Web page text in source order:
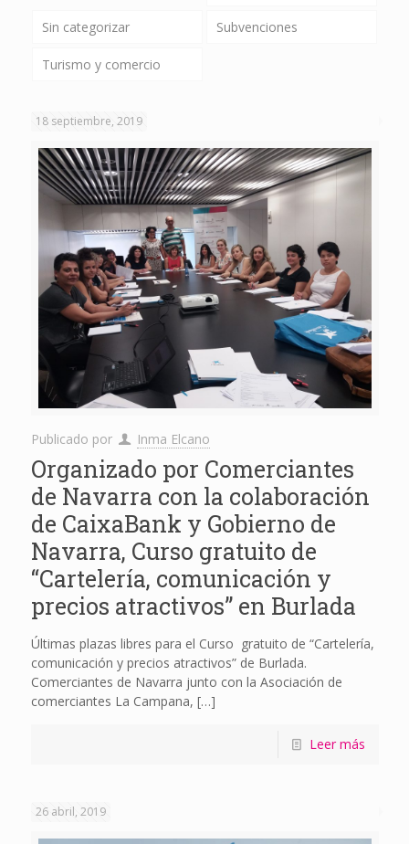
Sin categorizar Subvenciones
Turismo y comercio
18 septiembre, 2019
Publicado por Inma Elcano
Organizado por Comerciantes
de Navarra con la colaboración
de CaixaBank y Gobierno de
Navarra, Curso gratuito de
“Cartelería, comunicación y
precios atractivos” en Burlada
Últimas plazas libres para el Curso gratuito de “Cartelería,
comunicación y precios atractivos” de Burlada.
Comerciantes de Navarra junto con la Asociación de
comerciantes La Campana, […]
Leer más
26 abril, 2019